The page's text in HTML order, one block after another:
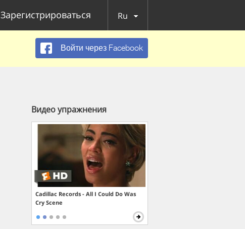
Зарегистрироваться Ru
Войти через Facebook
Видео упражнения
Cadillac Records - All I Could Do Was
Cry Scene